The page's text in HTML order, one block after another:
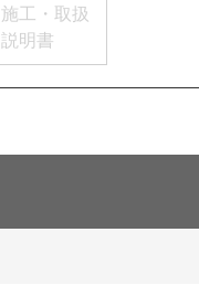
施工・取扱
説明書